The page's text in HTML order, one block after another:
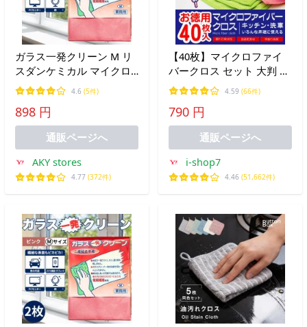
ガラス一発クリーン M リ
スダンケミカル マイクロ
ファイバー クロス タオル
車 内窓 洗車 業務用 汚れ
車内 ダスター ピンク car
(ガラス一発 ピンク M 1)
4.6 (5件)
898 円
通販ページへ
AKY stores
4.77 (372件)
【40枚】マイクロファイ
バークロス セット 大判 超
吸水 速乾 湿乾両用 洗車
油汚れ キッチン 掃除タオ
ル 床 掃除ダスター ふきん
車 80S◇ 新クロス20枚入
4.59 (66件)
790 円
通販ページへ
i-shop7
4.46 (51,662件)